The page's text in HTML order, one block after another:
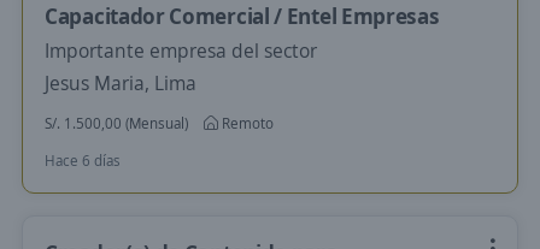
Capacitador Comercial / Entel Empresas
Importante empresa del sector
Jesus Maria, Lima
S/. 1.500,00 (Mensual)
Remoto
Hace 6 días